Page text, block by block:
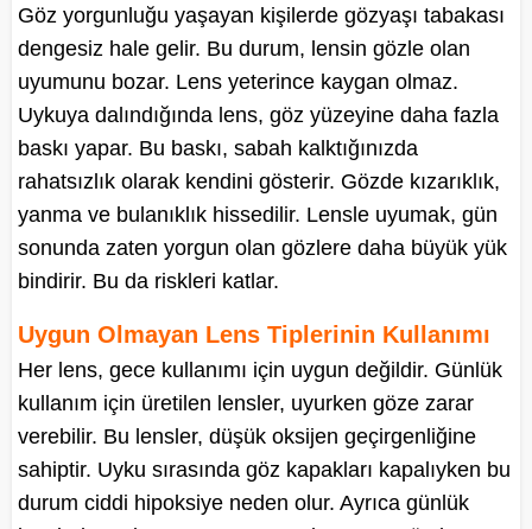
Göz yorgunluğu yaşayan kişilerde gözyaşı tabakası
dengesiz hale gelir. Bu durum, lensin gözle olan
uyumunu bozar. Lens yeterince kaygan olmaz.
Uykuya dalındığında lens, göz yüzeyine daha fazla
baskı yapar. Bu baskı, sabah kalktığınızda
rahatsızlık olarak kendini gösterir. Gözde kızarıklık,
yanma ve bulanıklık hissedilir. Lensle uyumak, gün
sonunda zaten yorgun olan gözlere daha büyük yük
bindirir. Bu da riskleri katlar.
Uygun Olmayan Lens Tiplerinin Kullanımı
Her lens, gece kullanımı için uygun değildir. Günlük
kullanım için üretilen lensler, uyurken göze zarar
verebilir. Bu lensler, düşük oksijen geçirgenliğine
sahiptir. Uyku sırasında göz kapakları kapalıyken bu
durum ciddi hipoksiye neden olur. Ayrıca günlük